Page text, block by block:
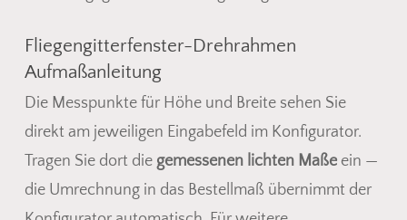
Es befinden sich keine Produkte
Fliegengitterfenster-Drehrahmen
Aufmaßanleitung
Die Messpunkte für Höhe und Breite sehen Sie
direkt am jeweiligen Eingabefeld im Konfigurator.
Tragen Sie dort die gemessenen lichten Maßeein —
die Umrechnung in das Bestellmaß übernimmt der